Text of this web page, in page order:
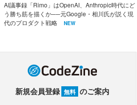
AI議事録「Rimo」はOpenAI、Anthropic時代にど
う勝ち筋を描くか──元Google・相川氏が説く現
代のプロダクト戦略
NEW
新規会員登録 無料 のご案内